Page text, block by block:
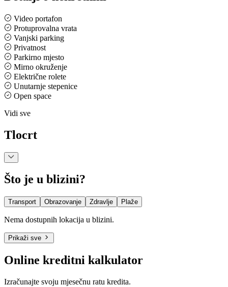
Video portafon
Protuprovalna vrata
Vanjski parking
Privatnost
Parkirno mjesto
Mirno okruženje
Električne rolete
Unutarnje stepenice
Open space
Vidi sve
Tlocrt
Što je u blizini?
Transport Obrazovanje Zdravlje Plaže
Nema dostupnih lokacija u blizini.
Prikaži sve
Online kreditni kalkulator
Izračunajte svoju mjesečnu ratu kredita.